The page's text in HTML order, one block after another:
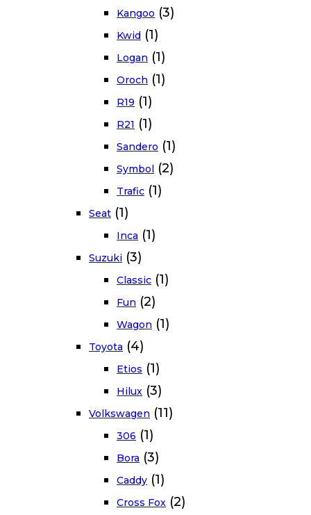
Kangoo (3)
Kwid (1)
Logan (1)
Oroch (1)
R19 (1)
R21 (1)
Sandero (1)
Symbol (2)
Trafic (1)
Seat (1)
Inca (1)
Suzuki (3)
Classic (1)
Fun (2)
Wagon (1)
Toyota (4)
Etios (1)
Hilux (3)
Volkswagen (11)
306 (1)
Bora (3)
Caddy (1)
Cross Fox (2)